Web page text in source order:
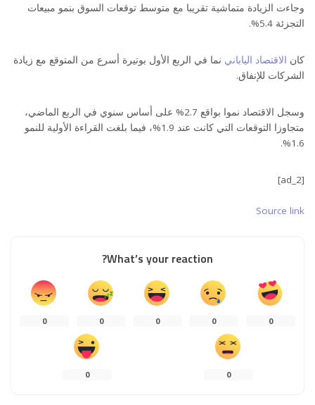
وجاءت الزيادة متماشية تقريبا مع متوسط توقعات السوق بنمو مبيعات
التجزئة 5.4%.
كان الاقتصاد الياباني نما في الربع الأول بوتيرة أسرع من المتوقع مع زيادة
الشركات للإنفاق.
وسجل الاقتصاد نموا بواقع 2.7% على أساس سنوي في الربع الماضي،
متجاوزا التوقعات التي كانت عند 1.9%، فيما بلغت القراءة الأولية للنمو
1.6%.
[ad_2]
Source link
What’s your reaction?
0
0
0
0
0
0
0